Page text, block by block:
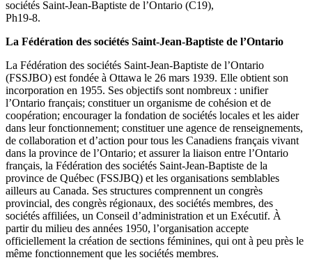
sociétés Saint-Jean-Baptiste de l’Ontario (C19),
Ph19-8.
La Fédération des sociétés Saint-Jean-Baptiste de l’Ontario
La Fédération des sociétés Saint-Jean-Baptiste de l’Ontario
(FSSJBO) est fondée à Ottawa le 26 mars 1939. Elle obtient son
incorporation en 1955. Ses objectifs sont nombreux : unifier
l’Ontario français; constituer un organisme de cohésion et de
coopération; encourager la fondation de sociétés locales et les aider
dans leur fonctionnement; constituer une agence de renseignements,
de collaboration et d’action pour tous les Canadiens français vivant
dans la province de l’Ontario; et assurer la liaison entre l’Ontario
français, la Fédération des sociétés Saint-Jean-Baptiste de la
province de Québec (FSSJBQ) et les organisations semblables
ailleurs au Canada. Ses structures comprennent un congrès
provincial, des congrès régionaux, des sociétés membres, des
sociétés affiliées, un Conseil d’administration et un Exécutif. À
partir du milieu des années 1950, l’organisation accepte
officiellement la création de sections féminines, qui ont à peu près le
même fonctionnement que les sociétés membres.